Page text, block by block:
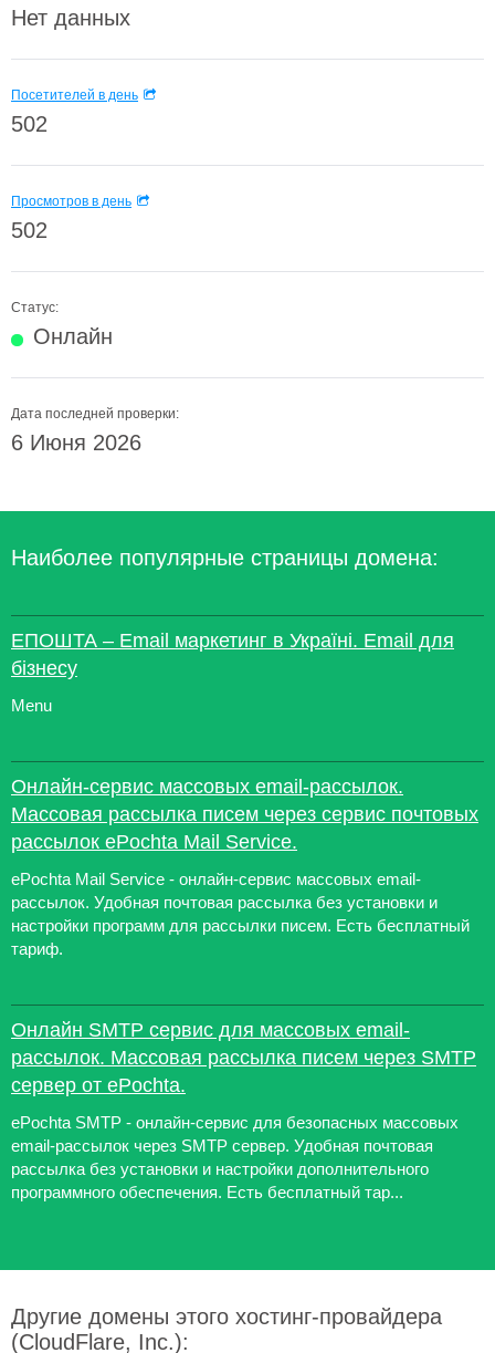
Нет данных
Посетителей в день
502
Просмотров в день
502
Статус:
Онлайн
Дата последней проверки:
6 Июня 2026
Наиболее популярные страницы домена:
ЕПОШТА – Email маркетинг в Україні. Email для
бізнесу
Menu
Онлайн-сервис массовых email-рассылок.
Mассовая рассылка писем через сервис почтовых
рассылок ePochta Mail Service.
ePochta Mail Service - онлайн-сервис массовых email-
рассылок. Удобная почтовая рассылка без установки и
настройки программ для рассылки писем. Есть бесплатный
тариф.
Онлайн SMTP сервис для массовых email-
рассылок. Mассовая рассылка писем через SMTP
сервер от ePochta.
ePochta SMTP - онлайн-сервис для безопасных массовых
email-рассылок через SMTP сервер. Удобная почтовая
рассылка без установки и настройки дополнительного
программного обеспечения. Есть бесплатный тар...
Другие домены этого хостинг-провайдера
(CloudFlare, Inc.):